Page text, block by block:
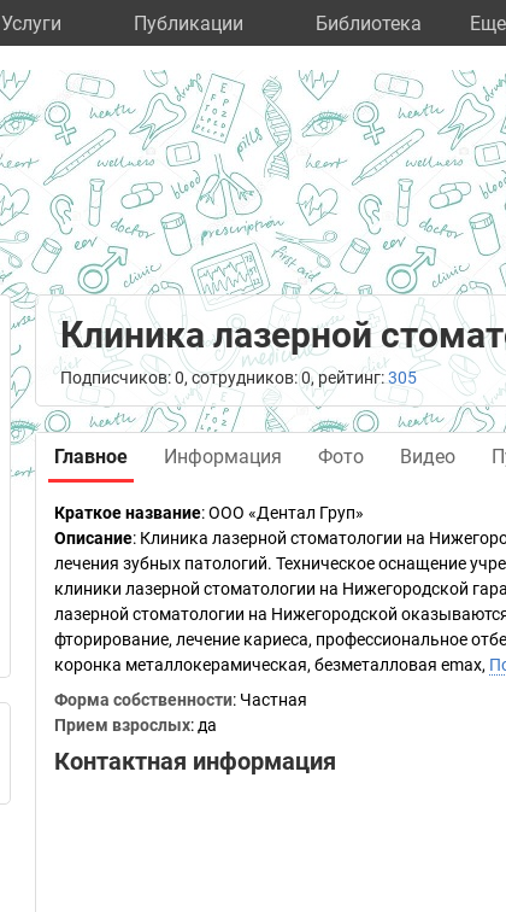
Услуги Публикации Библиотека Eще
Клиника лазерной
Подписчиков: 0, сотрудников: 0, рейтинг:305
Главное Информация Фото Видео
Краткое название:ООО «Дентал Груп»
Описание: Клиника лазерной стоматологии на
лечения зубных патологий. Техническое оснащение
клиники лазерной стоматологии на Нижегородской
лазерной стоматологии на Нижегородской
фторирование, лечение кариеса, профессиональное
коронка металлокерамическая, безметалловая emax,
Форма собственности: Частная
Прием взрослых: да
Контактная информация